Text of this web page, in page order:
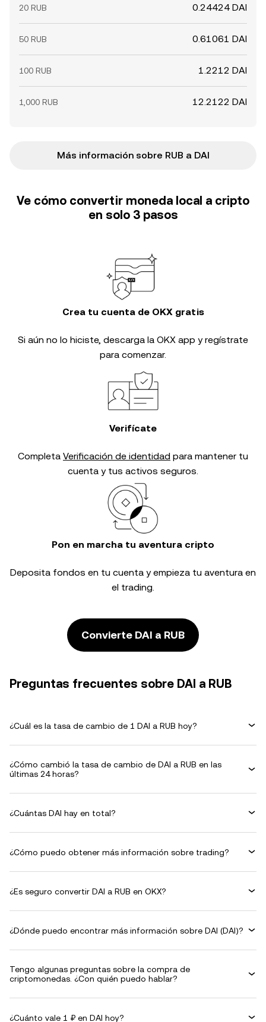
20 RUB 0.24424 DAI
50 RUB 0.61061 DAI
100 RUB 1.2212 DAI
1,000 RUB 12.2122 DAI
Más información sobre RUB a DAI
Ve cómo convertir moneda local a cripto
en solo 3 pasos
Crea tu cuenta de OKX gratis
Si aún no lo hiciste, descarga la OKX app y regístrate
para comenzar.
Verifícate
Completa Verificación de identidad para mantener tu
cuenta y tus activos seguros.
Pon en marcha tu aventura cripto
Deposita fondos en tu cuenta y empieza tu aventura en
el trading.
Convierte DAI a RUB
Preguntas frecuentes sobre DAI a RUB
¿Cuál es la tasa de cambio de 1 DAI a RUB hoy?
¿Cómo cambió la tasa de cambio de DAI a RUB en las
últimas 24 horas?
¿Cuántas DAI hay en total?
¿Cómo puedo obtener más información sobre trading?
¿Es seguro convertir DAI a RUB en OKX?
¿Dónde puedo encontrar más información sobre DAI (DAI)?
Tengo algunas preguntas sobre la compra de
criptomonedas. ¿Con quién puedo hablar?
¿Cuánto vale 1 ₽ en DAI hoy?